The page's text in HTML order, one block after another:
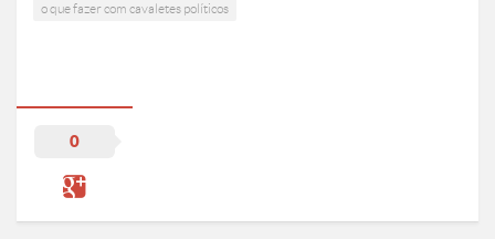
o que fazer com cavaletes políticos
0